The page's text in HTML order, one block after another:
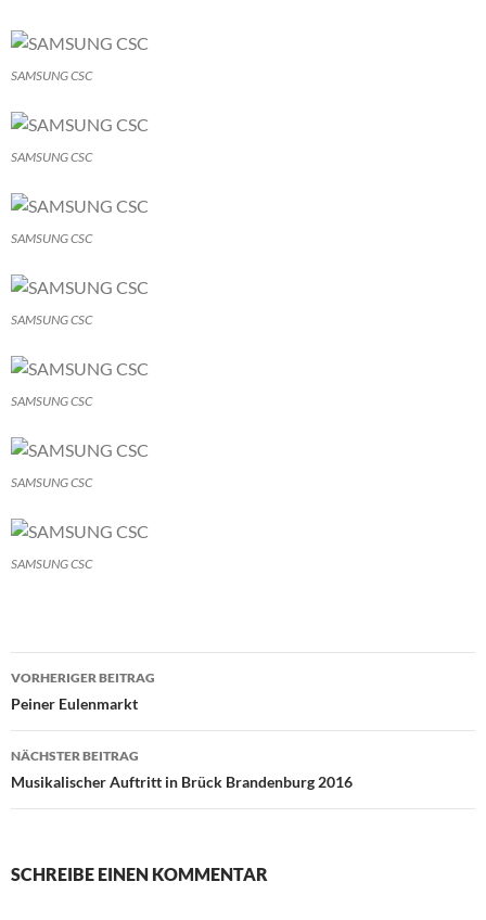
SAMSUNG CSC
SAMSUNG CSC
SAMSUNG CSC
SAMSUNG CSC
SAMSUNG CSC
SAMSUNG CSC
SAMSUNG CSC
Beitragsnavigation
VORHERIGER BEITRAG
Peiner Eulenmarkt
NÄCHSTER BEITRAG
Musikalischer Auftritt in Brück Brandenburg 2016
SCHREIBE EINEN KOMMENTAR